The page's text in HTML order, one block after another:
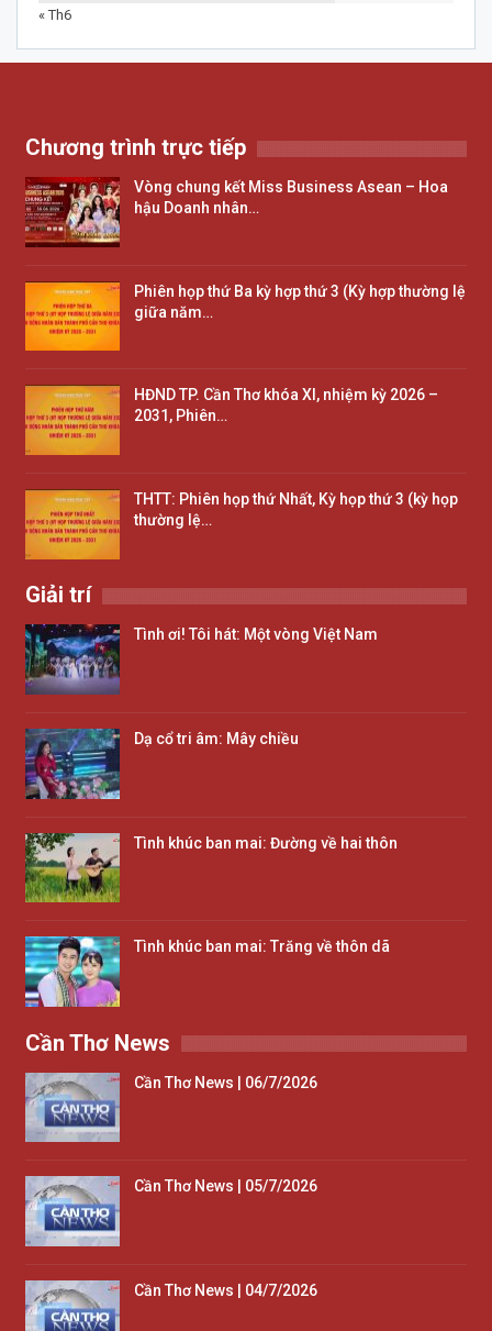
« Th6
Chương trình trực tiếp
Vòng chung kết Miss Business Asean – Hoa
hậu Doanh nhân…
Phiên họp thứ Ba kỳ hợp thứ 3 (Kỳ hợp thường lệ
giữa năm…
HĐND TP. Cần Thơ khóa XI, nhiệm kỳ 2026 –
2031, Phiên…
THTT: Phiên họp thứ Nhất, Kỳ họp thứ 3 (kỳ họp
thường lệ…
Giải trí
Tình ơi! Tôi hát: Một vòng Việt Nam
Dạ cổ tri âm: Mây chiều
Tình khúc ban mai: Đường về hai thôn
Tình khúc ban mai: Trăng về thôn dã
Cần Thơ News
Cần Thơ News | 06/7/2026
Cần Thơ News | 05/7/2026
Cần Thơ News | 04/7/2026